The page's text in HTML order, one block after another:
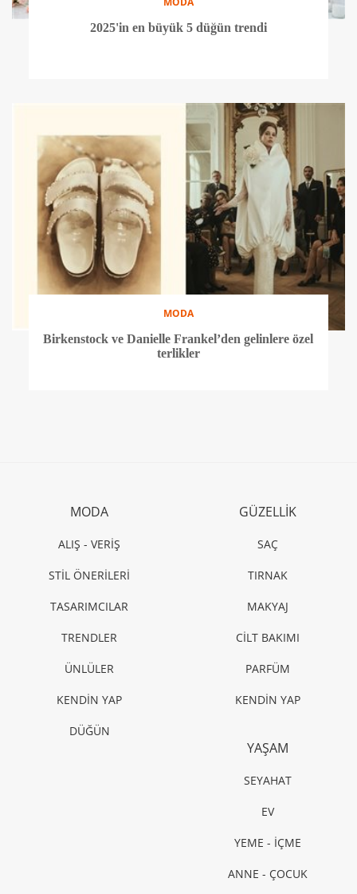
2025'in en büyük 5 düğün trendi
MODA
Birkenstock ve Danielle Frankel’den gelinlere özel
terlikler
MODA
ALIŞ - VERİŞ
STİL ÖNERİLERİ
TASARIMCILAR
TRENDLER
ÜNLÜLER
KENDİN YAP
DÜĞÜN
GÜZELLİK
SAÇ
TIRNAK
MAKYAJ
CİLT BAKIMI
PARFÜM
KENDİN YAP
YAŞAM
SEYAHAT
EV
YEME - İÇME
ANNE - ÇOCUK